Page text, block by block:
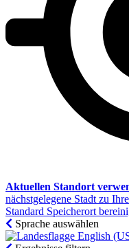
Aktuellen Standort
nächstgelegene Stadt zu
Standard Speicherort
Sprache auswählen
English